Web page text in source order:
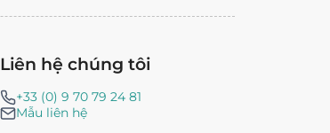
Liên hệ chúng tôi
+33 (0) 9 70 79 24 81
Mẫu liên hệ